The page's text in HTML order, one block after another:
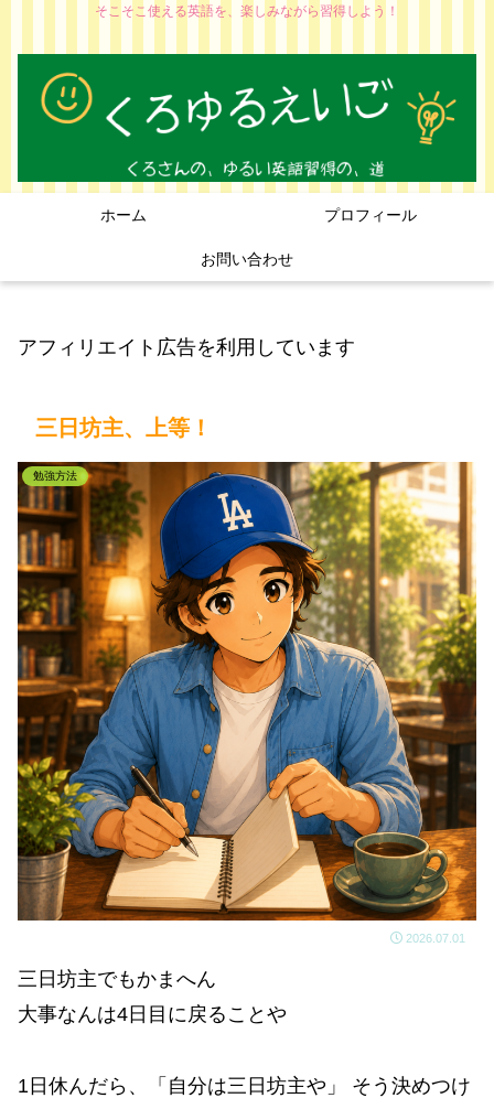
そこそこ使える英語を、楽しみながら習得しよう！
ホーム プロフィール
お問い合わせ
アフィリエイト広告を利用しています
三日坊主、上等！
勉強方法
2026.07.01
三日坊主でもかまへん
大事なんは4日目に戻ることや
1日休んだら、「自分は三日坊主や」 そう決めつけ